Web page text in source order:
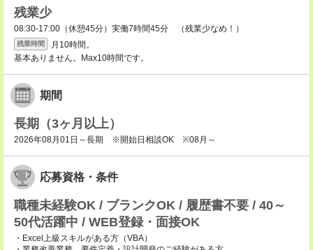
残業少
08:30-17:00（休憩45分）実働7時間45分 （残業少なめ！）
残業時間
月10時間。
基本ありません。Max10時間です。
期間
長期（3ヶ月以上）
2026年08月01日～長期 ※開始日相談OK ※08月～
応募資格・条件
職種未経験OK / ブランクOK / 履歴書不要 / 40～
50代活躍中 / WEB登録・面接OK
・Excel上級スキルがある方（VBA）